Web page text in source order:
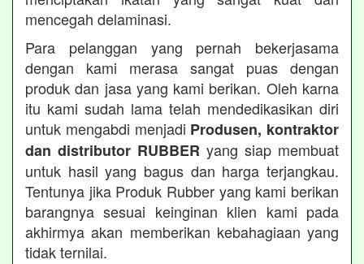
mencegah delaminasi.
Para pelanggan yang pernah bekerjasama
dengan kami merasa sangat puas dengan
produk dan jasa yang kami berikan. Oleh karna
itu kami sudah lama telah mendedikasikan diri
untuk mengabdi menjadi Produsen, kontraktor
dan distributor RUBBER yang siap membuat
untuk hasil yang bagus dan harga terjangkau.
Tentunya jika Produk Rubber yang kami berikan
barangnya sesuai keinginan klien kami pada
akhirmya akan memberikan kebahagiaan yang
tidak ternilai.